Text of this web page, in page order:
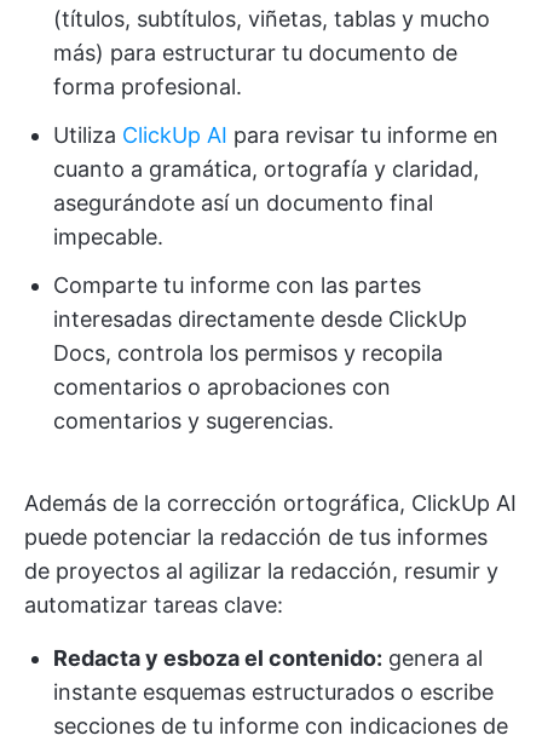
(títulos, subtítulos, viñetas, tablas y mucho
más) para estructurar tu documento de
forma profesional.
Utiliza ClickUp AI para revisar tu informe en
cuanto a gramática, ortografía y claridad,
asegurándote así un documento final
impecable.
Comparte tu informe con las partes
interesadas directamente desde ClickUp
Docs, controla los permisos y recopila
comentarios o aprobaciones con
comentarios y sugerencias.
Además de la corrección ortográfica, ClickUp AI
puede potenciar la redacción de tus informes
de proyectos al agilizar la redacción, resumir y
automatizar tareas clave:
Redacta y esboza el contenido: genera al
instante esquemas estructurados o escribe
secciones de tu informe con indicaciones de